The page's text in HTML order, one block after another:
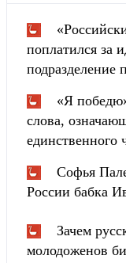
поплатился за
подразделение
«Я
слова,
единственного
Софья
России бабка
Зачем
молодоженов